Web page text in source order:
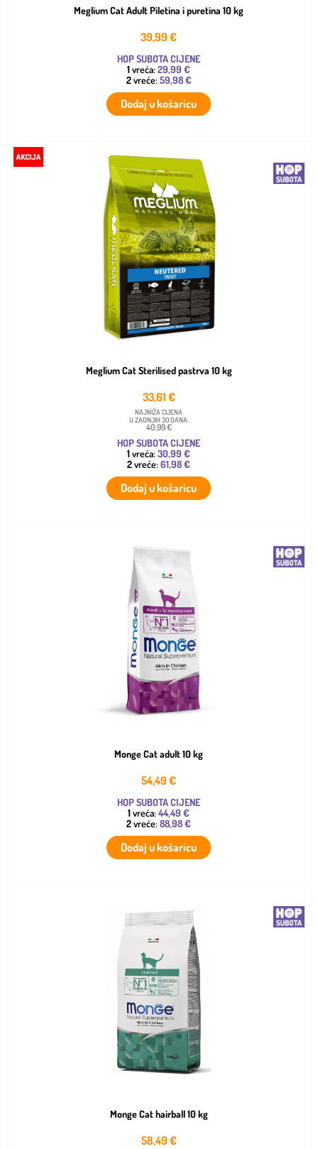
Meglium Cat Adult Piletina i puretina 10 kg
39,99€
HOP SUBOTA CIJENE
1vreća:29,99 €
2vreće:59,98 €
Dodaj u košaricu
Meglium Cat Sterilised pastrva 10 kg
33,61 €
NAJNIŽA CIJENA
U ZADNJIH 30 DANA:
40,99 €
HOP SUBOTA CIJENE
1vreća:30,99 €
2vreće:61,98 €
Dodaj u košaricu
Monge Cat adult 10 kg
54,49€
HOP SUBOTA CIJENE
1vreća:44,49 €
2vreće:88,98 €
Dodaj u košaricu
Monge Cat hairball 10 kg
58,49€